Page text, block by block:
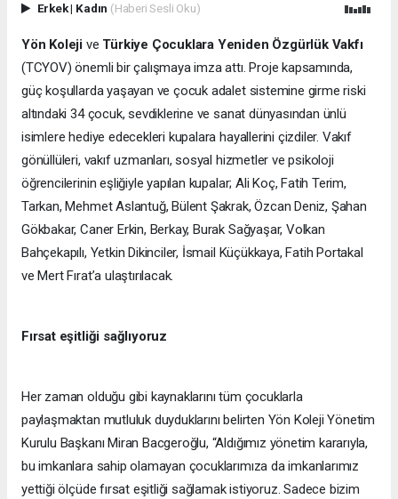
Erkek| Kadın (Haberi Sesli Oku)
Yön Koleji ve Türkiye Çocuklara Yeniden Özgürlük Vakfı
(TCYOV) önemli bir çalışmaya imza attı. Proje kapsamında,
güç koşullarda yaşayan ve çocuk adalet sistemine girme riski
altındaki 34 çocuk, sevdiklerine ve sanat dünyasından ünlü
isimlere hediye edecekleri kupalara hayallerini çizdiler. Vakıf
gönüllüleri, vakıf uzmanları, sosyal hizmetler ve psikoloji
öğrencilerinin eşliğiyle yapılan kupalar; Ali Koç, Fatih Terim,
Tarkan, Mehmet Aslantuğ, Bülent Şakrak, Özcan Deniz, Şahan
Gökbakar, Caner Erkin, Berkay, Burak Sağyaşar, Volkan
Bahçekapılı, Yetkin Dikinciler, İsmail Küçükkaya, Fatih Portakal
ve Mert Fırat’a ulaştırılacak.
Fırsat eşitliği sağlıyoruz
Her zaman olduğu gibi kaynaklarını tüm çocuklarla
paylaşmaktan mutluluk duyduklarını belirten Yön Koleji Yönetim
Kurulu Başkanı Miran Bacgeroğlu, “Aldığımız yönetim kararıyla,
bu imkanlara sahip olamayan çocuklarımıza da imkanlarımız
yettiği ölçüde fırsat eşitliği sağlamak istiyoruz. Sadece bizim